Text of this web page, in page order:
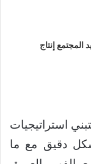
المجتمع إنتاج
استراتيجيات
دقيق مع ما